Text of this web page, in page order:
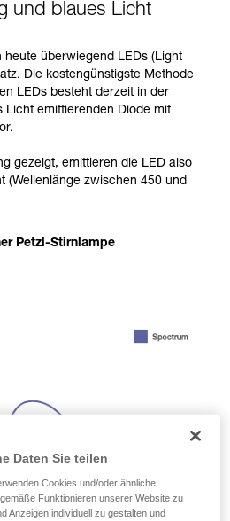
und blaues Licht
heute überwiegend LEDs (Light
Die kostengünstigste Methode
LEDs besteht derzeit in der
Licht emittierenden Diode mit
gezeigt, emittieren die LED also
(Wellenlänge zwischen 450 und
Petzl-Stirnlampe
Daten Sie teilen
Cookies und/oder ähnliche
Funktionieren unserer Website zu
Anzeigen individuell zu gestalten und